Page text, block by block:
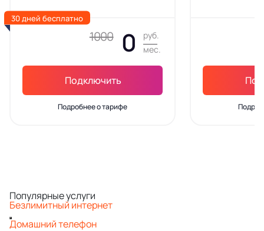
1000 0
руб.
мес.
Подключить
Подробнее о тарифе
30 дней бесплатно
Популярные услуги
Безлимитный интернет
Домашний телефон